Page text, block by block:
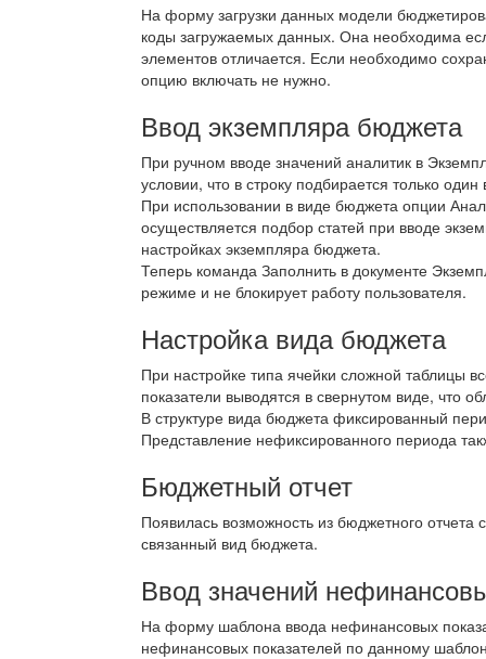
На форму загрузки данных модели
коды загружаемых данных. Она необходима
элементов отличается. Если необходимо
опцию включать не нужно.
Ввод экземпляра бюджета
При ручном вводе значений аналитик в
условии, что в строку подбирается только один
При использовании в виде бюджета опции
осуществляется подбор статей при вводе
настройках экземпляра бюджета.
Теперь команда Заполнить в документе
режиме и не блокирует работу пользователя.
Настройка вида бюджета
При настройке типа ячейки сложной таблицы
показатели выводятся в свернутом виде, что
В структуре вида бюджета фиксированный
Представление нефиксированного периода
Бюджетный отчет
Появилась возможность из бюджетного
связанный вид бюджета.
Ввод значений
На форму шаблона ввода нефинансовых
нефинансовых показателей по данному